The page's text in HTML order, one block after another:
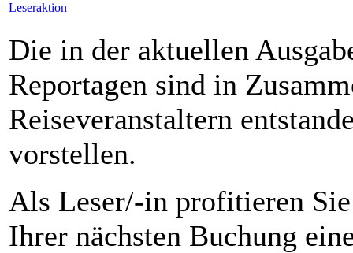
Leseraktion
Die in der aktuellen
Reportagen sind in
Reiseveranstaltern
vorstellen.
Als Leser/-in profitieren
Ihrer nächsten Buchung